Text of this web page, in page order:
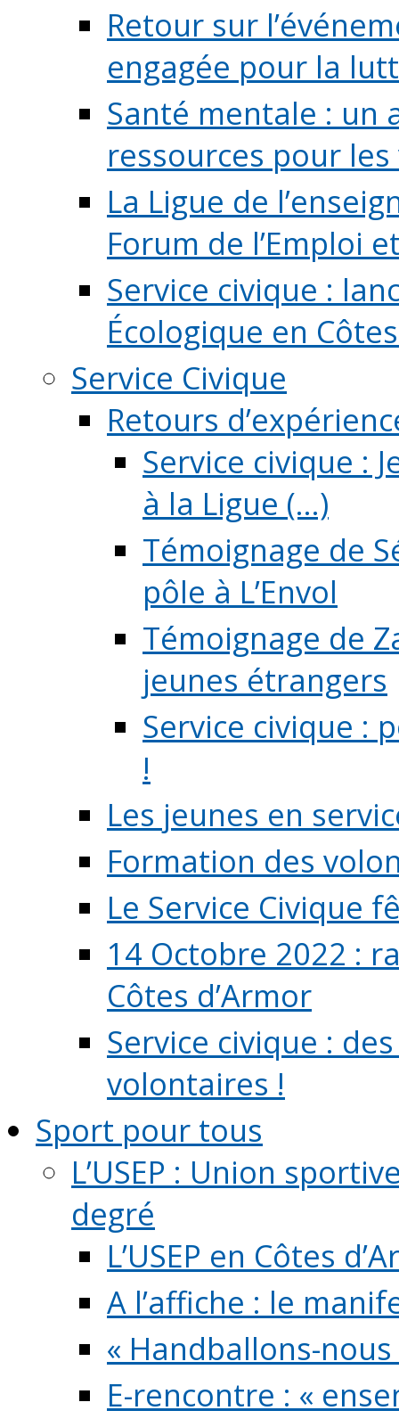
Retour sur
engagée pour la
Santé mentale : un
ressources pour
La Ligue de
Forum de l’Emploi
Service civique :
Écologique en
Service Civique
Retours
Service civique :
à la Ligue (...)
Témoignage de
pôle à L’Envol
Témoignage de
jeunes étrangers
Service civique :
!
Les jeunes en
Formation des
Le Service Civique
14 Octobre 2022 :
Côtes d’Armor
Service civique :
volontaires !
Sport pour tous
L’USEP : Union
degré
L’USEP en Côtes
A l’affiche : le
« Handballons-
E-rencontre : «